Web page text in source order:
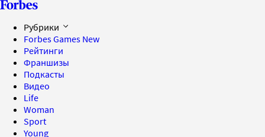
Рубрики
Forbes Games New
Рейтинги
Франшизы
Подкасты
Видео
Life
Woman
Sport
Young